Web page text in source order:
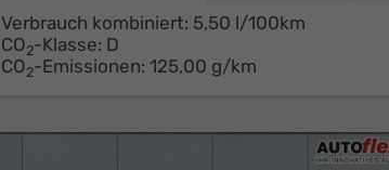
Verbrauch kombiniert: 5,50 l/100km
CO2-Klasse: D
CO2-Emissionen: 125,00 g/km